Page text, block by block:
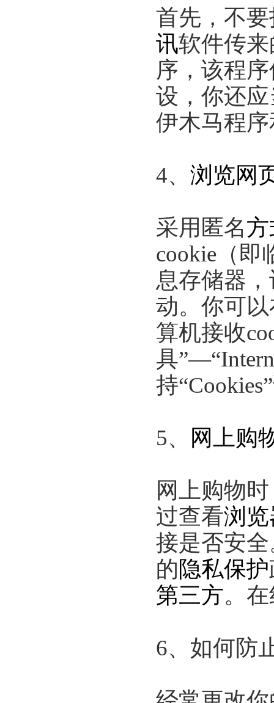
首先，不
讯软件传
序，该程
设，你还
伊木马程
4、 浏览网
采用匿名
cookie（即
息存储器
动。你可
算机接收
具
持
5、 网上购
网上购物
过查看浏
接是否安
的隐私保护
第三方。
6、如何防